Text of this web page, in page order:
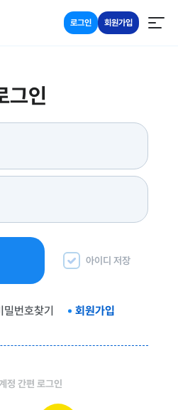
로그인 회원가입
그인
아이디 저장
밀번호찾기 회원가입
정 간편 로그인